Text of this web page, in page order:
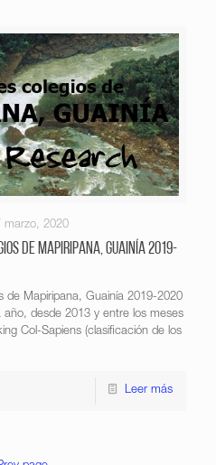
marzo, 2020
de Mapiripana, Guainía 2019-
de Mapiripana, Guainía 2019-2020
desde 2013 y entre los meses
Col-Sapiens (clasificación de los
Leer más